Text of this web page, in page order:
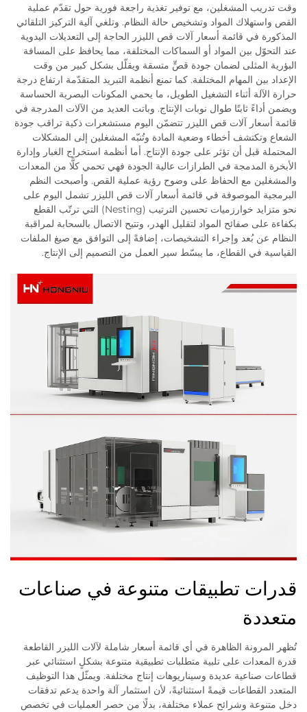
وقت تدريب المشغلين، مع توفير تغذية راجعة فورية حول تقدّم عملية
القص واستهلاك المواد وتشخيص حالة النظام. وتلغي آلية التركيز التلقائي
المذكورة في قائمة أسعار آلات قص الليزر الحاجة إلى التعديلات اليدوية
عند التحوّل بين المواد أو السماكات المختلفة، مما يحافظ على المسافة
البؤرية المثلى لضمان جودة قصٍّ متسقة ويقلّل بشكل كبير من وقت
الإعداد بين المهام المختلفة. كما تمنع أنظمة التبريد المتقدّمة ارتفاع درجة
حرارة الآلة أثناء التشغيل الطويل، ما يحمي المكونات البصرية الحساسة
ويضمن أداءً ثابتًا طوال نوبات الإنتاج. وباتت العديد من الآلات المدرجة في
قائمة أسعار آلات قص الليزر تتضمّن اليوم مستشعرات ذكية تراقب جودة
الشعاع وتكتشف أخطاء وضعية المادة وتُنبّه المشغلين إلى المشكلات
المحتملة قبل أن تؤثر على جودة الإنتاج. أما أنظمة استخراج الغبار وإدارة
الأبخرة المدمجة في الطرازات عالية الجودة فهي تحمي كلًّا من المعدات
والمشغلين مع الحفاظ على وضوح رؤية عملية القص. وأصبحت النظم
البرمجية الموصوفة في قائمة أسعار آلات قص الليزر تشمل اليوم على
نحو متزايد خوارزميات تحسين الترتيب (Nesting) التي ترتّب القطع
بكفاءة على صفائح المواد لتقليل الهدر، وتتيح الاتصال بالسحابة لمراقبة
النظام عن بُعد وإجراء التشخيصات، إضافةً إلى التوافق مع صيغ الملفات
القياسية في القطاع، ما يبسّط سير العمل من التصميم إلى الإنتاج.
قدرات تطبيقات متنوعة في صناعات
متعددة
تُظهر المرونة الظاهرة في أي قائمة أسعار شاملة لآلات الليزر القاطعة
قدرة المعدات على تلبية متطلبات تطبيقية متنوعة بشكلٍ استثنائي عبر
قطاعات صناعية عديدة وسيناريوهات إنتاج مختلفة. ويمثّل هذا التوظيف
المتعدد القطاعات قيمةً استثنائيةً، لأن استثمار آلة واحدة يدعم تدفقات
دخل متنوعة وشرائح عملاء مختلفة، بدلًا من حصر العمليات في تخصص